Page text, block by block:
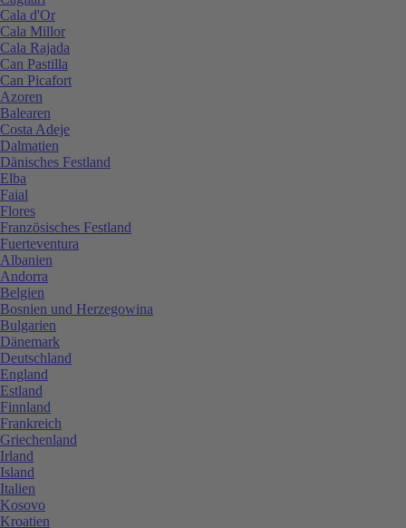
Cala d'Or
Cala Millor
Cala Rajada
Can Pastilla
Can Picafort
Azoren
Balearen
Costa Adeje
Dalmatien
Dänisches Festland
Elba
Faial
Flores
Französisches Festland
Fuerteventura
Albanien
Andorra
Belgien
Bosnien und Herzegowina
Bulgarien
Dänemark
Deutschland
England
Estland
Finnland
Frankreich
Griechenland
Irland
Island
Italien
Kosovo
Kroatien